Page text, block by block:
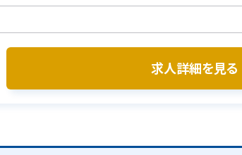
求人詳細を見る